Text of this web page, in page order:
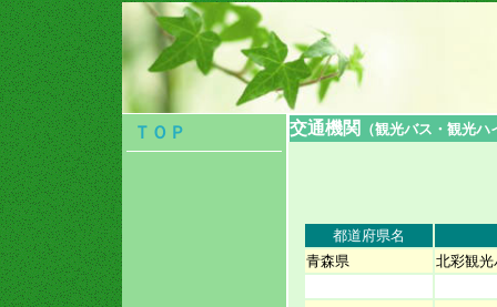
ＴＯＰ 交通機関 （観光バス・観光
都道府県名
青森県
北彩観光